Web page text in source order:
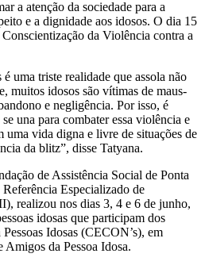
a atenção da sociedade para a
e a dignidade aos idosos. O dia 15
da Violência contra a
uma triste realidade que assola não
muitos idosos são vítimas de maus-
e negligência. Por isso, é
una para combater essa violência e
uma vida digna e livre de situações de
da blitz”, disse Tatyana.
de Assistência Social de Ponta
Especializado de
realizou nos dias 3, 4 e 6 de junho,
idosas que participam dos
Idosas (CECON’s), em
Amigos da Pessoa Idosa.